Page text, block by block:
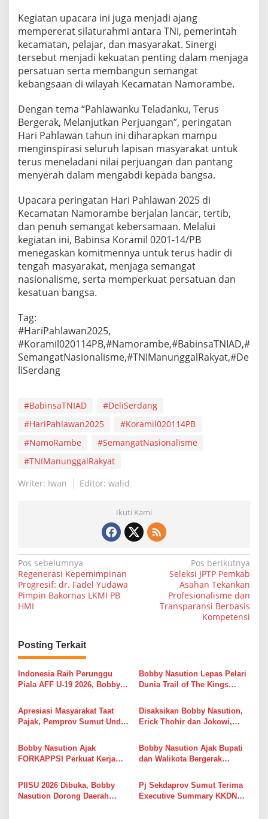
d
m
a
t
Kegiatan upacara ini juga menjadi ajang
mempererat silaturahmi antara TNI, pemerintah
kecamatan, pelajar, dan masyarakat. Sinergi
tersebut menjadi kekuatan penting dalam menjaga
persatuan serta membangun semangat
kebangsaan di wilayah Kecamatan Namorambe.
Dengan tema “Pahlawanku Teladanku, Terus
Bergerak, Melanjutkan Perjuangan”, peringatan
Hari Pahlawan tahun ini diharapkan mampu
menginspirasi seluruh lapisan masyarakat untuk
terus meneladani nilai perjuangan dan pantang
menyerah dalam mengabdi kepada bangsa.
Upacara peringatan Hari Pahlawan 2025 di
Kecamatan Namorambe berjalan lancar, tertib,
dan penuh semangat kebersamaan. Melalui
kegiatan ini, Babinsa Koramil 0201-14/PB
menegaskan komitmennya untuk terus hadir di
tengah masyarakat, menjaga semangat
nasionalisme, serta memperkuat persatuan dan
kesatuan bangsa.
Tag:
#HariPahlawan2025,
#Koramil020114PB,#Namorambe,#BabinsaTNIAD,#
SemangatNasionalisme,#TNIManunggalRakyat,#De
liSerdang
#BabinsaTNIAD
#DeliSerdang
#HariPahlawan2025
#Koramil020114PB
#NamoRambe
#SemangatNasionalisme
#TNIManunggalRakyat
Writer: Iwan
Editor: walid
Ikuti Kami
N
a
v
a
s
i
o
Pos sebelumnya
Regenerasi Kepemimpinan
Progresif: dr. Fadel Yudawa
Pimpin Bakornas LKMI PB
HMI
Pos berikutnya
Seleksi JPTP Pemkab
Asahan Tekankan
Profesionalisme dan
Transparansi Berbasis
Kompetensi
Posting Terkait
Indonesia Raih Perunggu
Piala AFF U-19 2026, Bobby
Juang Garuda Muda
Bobby Nasution Lepas Pelari
Dunia Trail of The Kings
Mendunia Lewat Sport
Tourism
Apresiasi Masyarakat Taat
Pajak, Pemprov Sumut Undi
Triwulan I 2026
Disaksikan Bobby Nasution,
Erick Thohir dan Jokowi,
Tundukkan Australia
Bobby Nasution Ajak
FORKAPPSI Perkuat Kerja
Ketersediaan Pangan dan
Kendalikan Inflasi
Bobby Nasution Ajak Bupati
dan Walikota Bergerak
Ekonomi 2026
PIISU 2026 Dibuka, Bobby
Nasution Dorong Daerah
Pj Sekdaprov Sumut Terima
Executive Summary KKDN